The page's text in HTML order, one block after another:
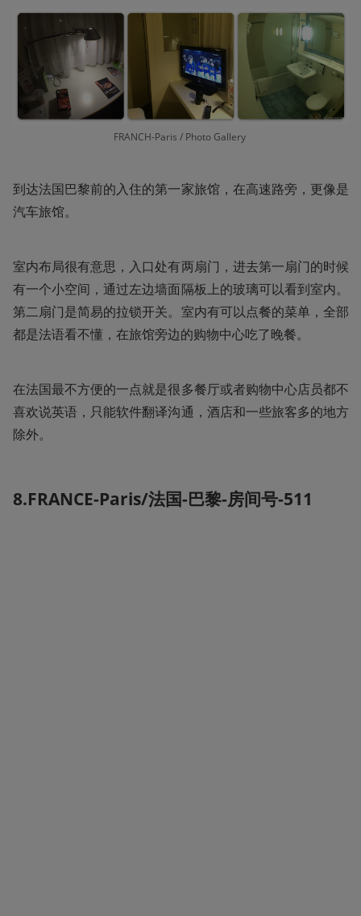
FRANCH-Paris / Photo Gallery
到达法国巴黎前的入住的第一家旅馆，在高速路旁，更像是
汽车旅馆。
室内布局很有意思，入口处有两扇门，进去第一扇门的时候
有一个小空间，通过左边墙面隔板上的玻璃可以看到室内。
第二扇门是简易的拉锁开关。室内有可以点餐的菜单，全部
都是法语看不懂，在旅馆旁边的购物中心吃了晚餐。
在法国最不方便的一点就是很多餐厅或者购物中心店员都不
喜欢说英语，只能软件翻译沟通，酒店和一些旅客多的地方
除外。
8.FRANCE-Paris/法国-巴黎-房间号-511